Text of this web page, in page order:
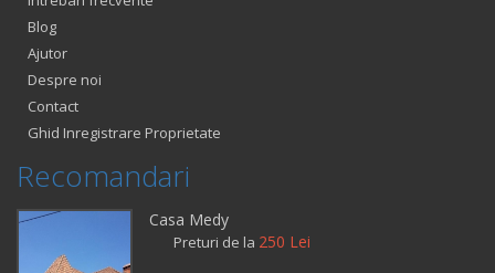
Blog
Ajutor
Despre noi
Contact
Ghid Inregistrare Proprietate
Recomandari
Casa Medy
Preturi de la 250 Lei